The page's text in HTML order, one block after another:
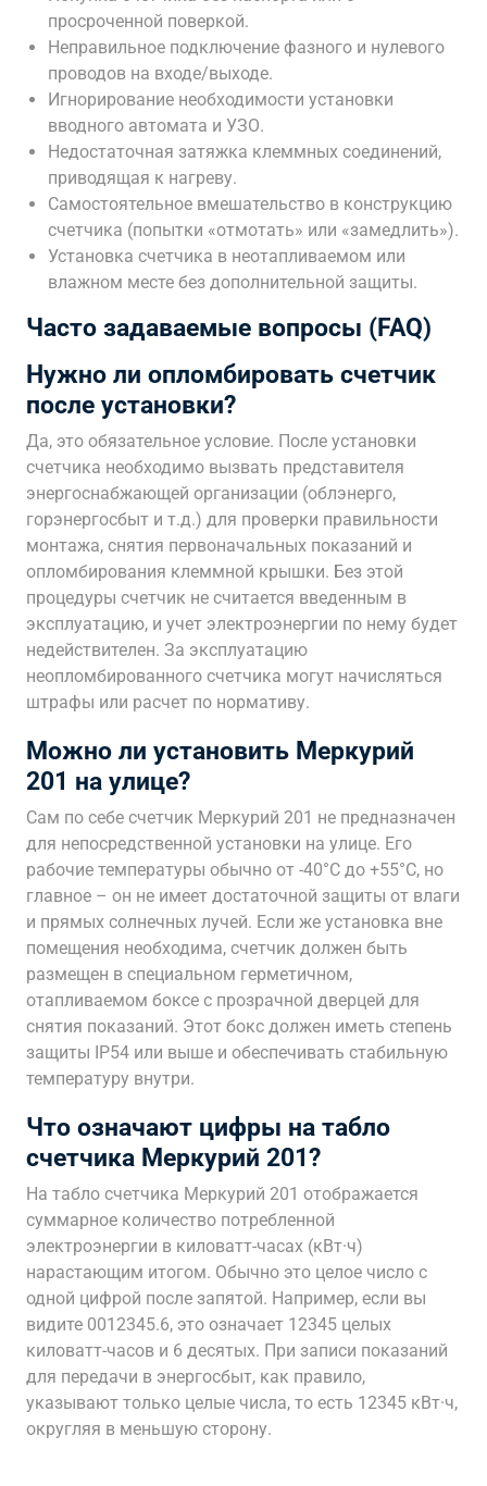
просроченной поверкой.
Неправильное подключение фазного и нулевого
проводов на входе/выходе.
Игнорирование необходимости установки
вводного автомата и УЗО.
Недостаточная затяжка клеммных соединений,
приводящая к нагреву.
Самостоятельное вмешательство в конструкцию
счетчика (попытки «отмотать» или «замедлить»).
Установка счетчика в неотапливаемом или
влажном месте без дополнительной защиты.
Часто задаваемые вопросы (FAQ)
Нужно ли опломбировать счетчик
после установки?
Да, это обязательное условие. После установки
счетчика необходимо вызвать представителя
энергоснабжающей организации (облэнерго,
горэнергосбыт и т.д.) для проверки правильности
монтажа, снятия первоначальных показаний и
опломбирования клеммной крышки. Без этой
процедуры счетчик не считается введенным в
эксплуатацию, и учет электроэнергии по нему будет
недействителен. За эксплуатацию
неопломбированного счетчика могут начисляться
штрафы или расчет по нормативу.
Можно ли установить Меркурий
201 на улице?
Сам по себе счетчик Меркурий 201 не предназначен
для непосредственной установки на улице. Его
рабочие температуры обычно от -40°C до +55°C, но
главное – он не имеет достаточной защиты от влаги
и прямых солнечных лучей. Если же установка вне
помещения необходима, счетчик должен быть
размещен в специальном герметичном,
отапливаемом боксе с прозрачной дверцей для
снятия показаний. Этот бокс должен иметь степень
защиты IP54 или выше и обеспечивать стабильную
температуру внутри.
Что означают цифры на табло
счетчика Меркурий 201?
На табло счетчика Меркурий 201 отображается
суммарное количество потребленной
электроэнергии в киловатт-часах (кВт·ч)
нарастающим итогом. Обычно это целое число с
одной цифрой после запятой. Например, если вы
видите 0012345.6, это означает 12345 целых
киловатт-часов и 6 десятых. При записи показаний
для передачи в энергосбыт, как правило,
указывают только целые числа, то есть 12345 кВт·ч,
округляя в меньшую сторону.